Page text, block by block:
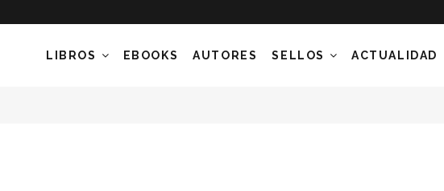
LIBROS EBOOKS AUTORES SELLOS ACTUALIDAD